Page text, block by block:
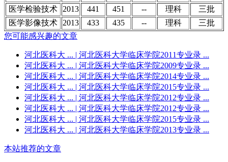
医学检验技术 2013 441 451 -- 理科
三批
医学影像技术
2013 433 435 -- 理科
三批
您可能感兴趣的文章
河北医科大 ... | 河北医科大学临床学院2011专业录 ...
河北医科大 ... | 河北医科大学临床学院2009专业录 ...
河北医科大 ... | 河北医科大学临床学院2014专业录 ...
河北医科大 ... | 河北医科大学临床学院2015专业录 ...
河北医科大 ... | 河北医科大学临床学院2012专业录 ...
河北医科大 ... | 河北医科大学临床学院2012专业录 ...
河北医科大 ... | 河北医科大学临床学院2015专业录 ...
河北医科大 ... | 河北医科大学临床学院2013专业录 ...
本站推荐的文章